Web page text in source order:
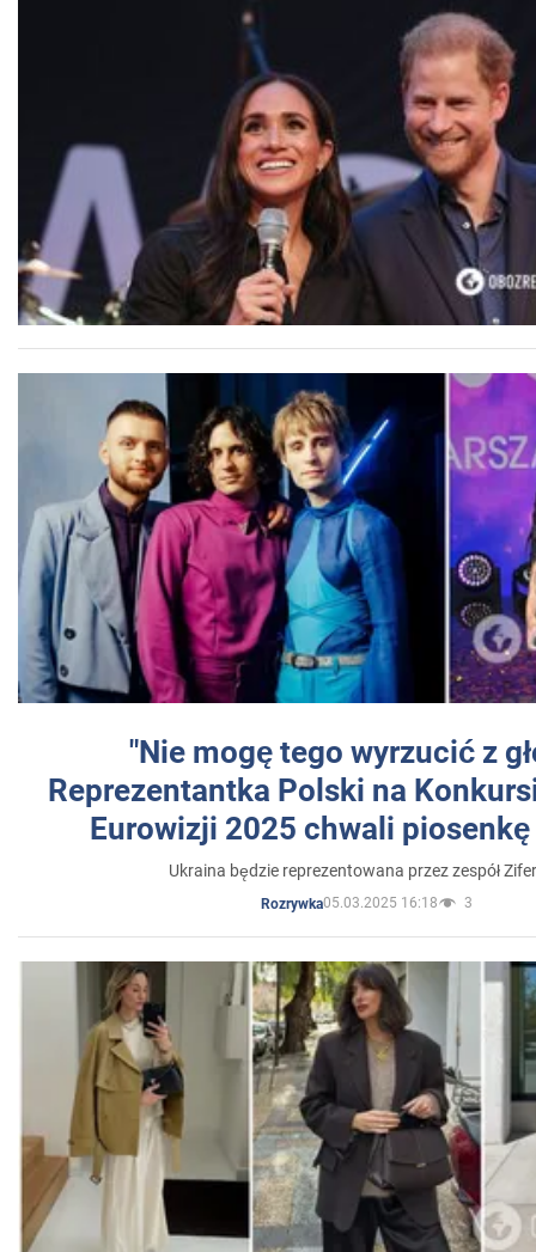
"Nie mogę tego wyrzucić z
Reprezentantka Polski na
Eurowizji 2025 chwali
Ukraina będzie reprezentowana przez zespół
Rozrywka05.03.2025 16:18 3